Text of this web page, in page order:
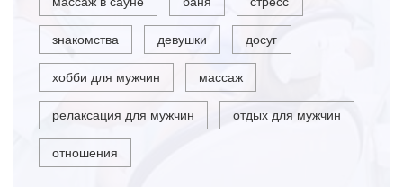
знакомства девушки досуг
хобби для мужчин массаж
релаксация для мужчин отдых для мужчин
отношения